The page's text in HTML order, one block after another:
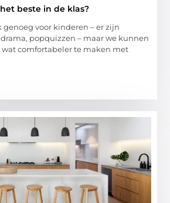
beste in de klas?
genoeg voor kinderen – er zijn
popquizzen – maar we kunnen
wat comfortabeler te maken met